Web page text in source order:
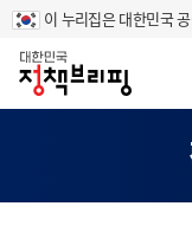
이 누리집은 대한민국
홈